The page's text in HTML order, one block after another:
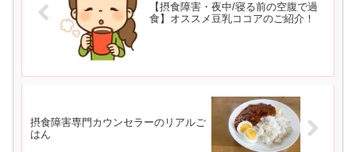
【摂食障害・夜中/寝る前の空腹で過
食】オススメ豆乳ココアのご紹介！
摂食障害専門カウンセラーのリアルご
はん